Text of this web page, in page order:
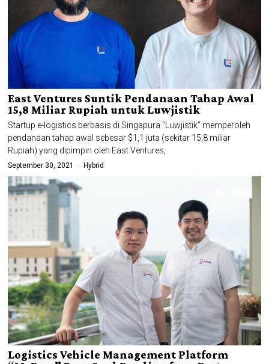
East Ventures Suntik Pendanaan Tahap Awal
15,8 Miliar Rupiah untuk Luwjistik
Startup e-logistics berbasis di Singapura “Luwjistik” memperoleh
pendanaan tahap awal sebesar $1,1 juta (sekitar 15,8 miliar
Rupiah) yang dipimpin oleh East Ventures,
September 30, 2021 Hybrid
Logistics Vehicle Management Platform